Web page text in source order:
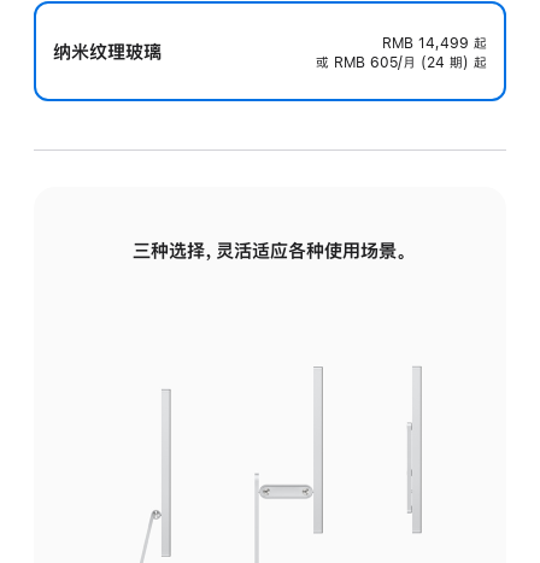
纳米纹理玻璃 RMB 14,499 起
或 RMB 605/月 (24 期) 起
三种选择，灵活适应各种使用场景。